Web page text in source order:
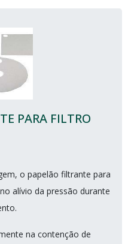
PARA FILTRO
o papelão filtrante para
alívio da pressão durante
na contenção de